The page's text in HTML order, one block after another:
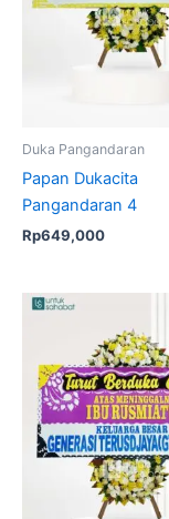
Duka Pangandaran
Papan Dukacita
Pangandaran 4
Rp649,000